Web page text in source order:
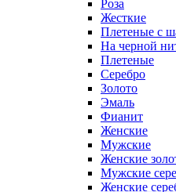
Роза
Жесткие
Плетеные с
На черной
Плетеные
Серебро
Золото
Эмаль
Фианит
Женские
Мужские
Женские
Мужские
Женские